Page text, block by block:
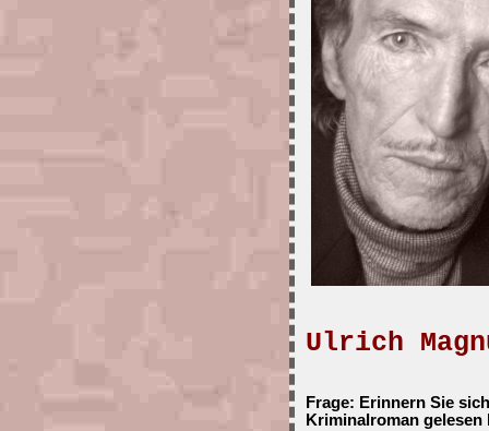
Ulrich
Frage: Erinnern Sie
Kriminalroman gelesen